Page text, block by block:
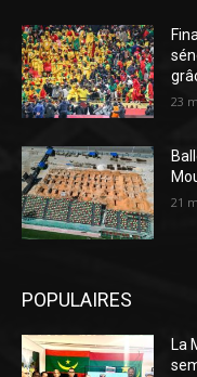
23
21
POPULAIRES
La